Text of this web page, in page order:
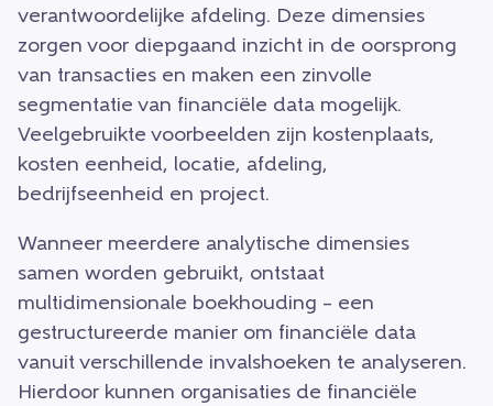
verantwoordelijke afdeling. Deze dimensies
zorgen voor diepgaand inzicht in de oorsprong
van transacties en maken een zinvolle
segmentatie van financiële data mogelijk.
Veelgebruikte voorbeelden zijn kostenplaats,
kosten eenheid, locatie, afdeling,
bedrijfseenheid en project.
Wanneer meerdere analytische dimensies
samen worden gebruikt, ontstaat
multidimensionale boekhouding – een
gestructureerde manier om financiële data
vanuit verschillende invalshoeken te analyseren.
Hierdoor kunnen organisaties de financiële